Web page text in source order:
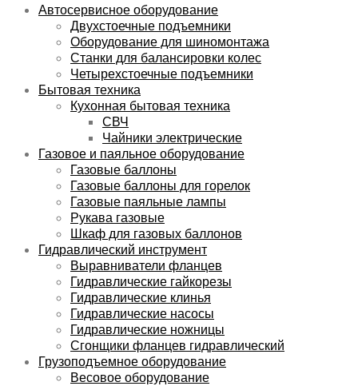
Автосервисное оборудование
Двухстоечные подъемники
Оборудование для шиномонтажа
Станки для балансировки колес
Четырехстоечные подъемники
Бытовая техника
Кухонная бытовая техника
СВЧ
Чайники электрические
Газовое и паяльное оборудование
Газовые баллоны
Газовые баллоны для горелок
Газовые паяльные лампы
Рукава газовые
Шкаф для газовых баллонов
Гидравлический инструмент
Выравниватели фланцев
Гидравлические гайкорезы
Гидравлические клинья
Гидравлические насосы
Гидравлические ножницы
Сгонщики фланцев гидравлический
Грузоподъемное оборудование
Весовое оборудование